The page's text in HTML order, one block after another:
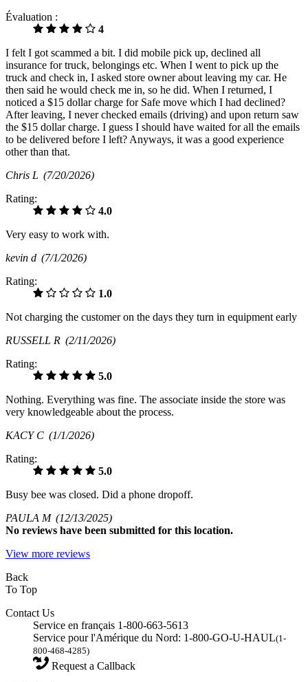
Évaluation :
4
I felt I got scammed a bit. I did mobile pick up, declined all
insurance for truck, belongings etc. When I went to pick up the
truck and check in, I asked store owner about leaving my car. He
then said he would check me in, so he did. When I returned, I
noticed a $15 dollar charge for Safe move which I had declined?
After leaving, I never checked emails (driving) and upon return saw
the $15 dollar charge. I guess I should have waited for all the emails
to be delivered before I left? Anyways, it was a good experience
other than that.
Chris L (7/20/2026)
Rating:
4.0
Very easy to work with.
kevin d (7/1/2026)
Rating:
1.0
Not charging the customer on the days they turn in equipment early
RUSSELL R (2/11/2026)
Rating:
5.0
Nothing. Everything was fine. The associate inside the store was
very knowledgeable about the process.
KACY C (1/1/2026)
Rating:
5.0
Busy bee was closed. Did a phone dropoff.
PAULA M (12/13/2025)
No reviews have been submitted for this location.
View more reviews
Back
To Top
Contact Us
Service en français 1-800-663-5613
Service pour l'Amérique du Nord: 1-800-GO-U-HAUL(1-
800-468-4285)
Request a Callback